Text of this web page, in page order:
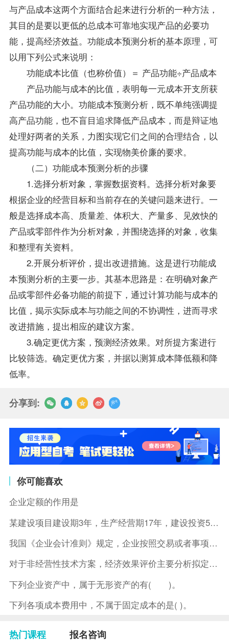
与产品成本这两个方面结合起来进行分析的一种方法，
其目的是要以更低的总成本可靠地实现产品的必要功
能，提高经济效益。功能成本预测分析的基本原理，可
以用下列公式来说明：
功能成本比值（也称价值）＝ 产品功能÷产品成本
产品功能与成本的比值，表明每一元成本开支所获
产品功能的大小。功能成本预测分析，既不单纯强调提
高产品功能，也不盲目追求降低产品成本，而是辩证地
处理好两者的关系，力图实现它们之间的合理结合，以
提高功能与成本的比值，实现物美价廉的要求。
（二）功能成本预测分析的步骤
1.选择分析对象，掌握数据资料。选择分析对象要
根据企业的经营目标和当前存在的关键问题来进行。一
般是选择成本高、质量差、体积大、产量多、见效快的
产品或零部件作为分析对象，并围绕选择的对象，收集
和整理有关资料。
2.开展分析评价，提出改进措施。这是进行功能成
本预测分析的主要一步。其基本思路是：在明确对象产
品或零部件必备功能的前提下，通过计算功能与成本的
比值，揭示实际成本与功能之间的不协调性，进而寻求
改进措施，提出相应的建议方案。
3.确定更优方案，预测经济效果。对所提方案进行
比较筛选。确定更优方案，并据以测算成本降低额和降
低率。
分享到:
你可能喜欢
企业定额的作用是
某建设项目建设期3年，生产经营期17年，建设投资5500万元
我国《企业会计准则》规定，企业按照交易或者事项的经济特征确定
对于非经营性技术方案，经济效果评价主要分析拟定方案的( )。
下列企业资产中，属于无形资产的有( )。
下列各项成本费用中，不属于固定成本的是( )。
热门课程 报名咨询